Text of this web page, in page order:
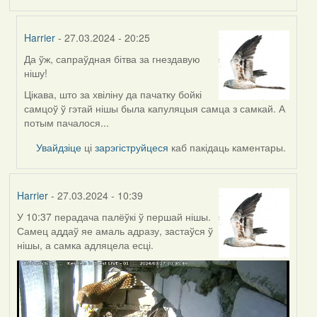
Harrier - 27.03.2024 - 20:25
In
reply
to
by
Feather
Да ўж, сапраўдная бітва за гнездавую
нішу!
Цікава, што за хвіліну да пачатку бойкі
самцоў ў гэтай нішы была капуляцыя самца з самкай. А
потым пачалося...
Увайдзіце цізарэгіструйцеся каб пакідаць каментары.
Harrier- 27.03.2024 - 10:39
У 10:37 перадача палёўкі ў першай нішы.
Самец аддаў яе амаль адразу, застаўся ў
нішы, а самка адляцела есці.